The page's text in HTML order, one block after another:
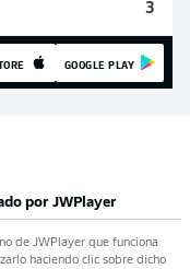
3
GOOGLE PLAY
por JWPlayer
de JWPlayerque funciona
haciendo clic sobre dicho